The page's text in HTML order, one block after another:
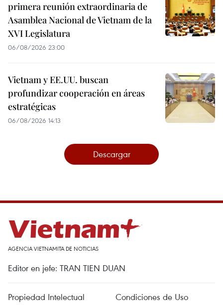
primera reunión extraordinaria de
Asamblea Nacional de Vietnam de la
XVI Legislatura
06/08/2026 23:00
Vietnam y EE.UU. buscan
profundizar cooperación en áreas
estratégicas
06/08/2026 14:13
Descargar
AGENCIA VIETNAMITA DE NOTICIAS
Editor en jefe: TRAN TIEN DUAN
Propiedad Intelectual Condiciones de Uso